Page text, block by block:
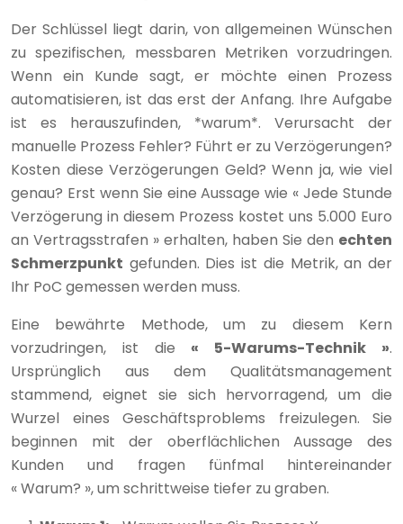
Der Schlüssel liegt darin, von allgemeinen Wünschen
zu spezifischen, messbaren Metriken vorzudringen.
Wenn ein Kunde sagt, er möchte einen Prozess
automatisieren, ist das erst der Anfang. Ihre Aufgabe
ist es herauszufinden, *warum*. Verursacht der
manuelle Prozess Fehler? Führt er zu Verzögerungen?
Kosten diese Verzögerungen Geld? Wenn ja, wie viel
genau? Erst wenn Sie eine Aussage wie « Jede Stunde
Verzögerung in diesem Prozess kostet uns 5.000 Euro
an Vertragsstrafen » erhalten, haben Sie den echten
Schmerzpunkt gefunden. Dies ist die Metrik, an der
Ihr PoC gemessen werden muss.
Eine bewährte Methode, um zu diesem Kern
vorzudringen, ist die « 5-Warums-Technik ».
Ursprünglich aus dem Qualitätsmanagement
stammend, eignet sie sich hervorragend, um die
Wurzel eines Geschäftsproblems freizulegen. Sie
beginnen mit der oberflächlichen Aussage des
Kunden und fragen fünfmal hintereinander
« Warum? », um schrittweise tiefer zu graben.